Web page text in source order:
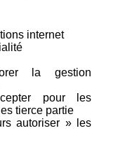
internet
la gestion
pour les
tierce partie
autoriser » les